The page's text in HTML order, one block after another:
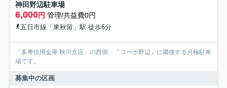
神田野辺駐車場
6,000円 管理/共益費0円
五日市線「東秋留」駅 徒歩6分
「多摩信用金庫 秋川支店」の西側、「コーポ野辺」に隣接する月極駐車
場です。
募集中の区画